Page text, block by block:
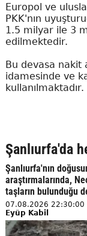
Europol ve
PKK'nın
1.5 milyar ile 3
edilmektedir.
Bu devasa nakit
idamesinde ve
kullanılmaktadır.
Şanlıurfa'da
Şanlıurfa'nın
araştırmalarında,
taşların bulunduğu
07.08.2026 22:30:00
Eyüp Kabil